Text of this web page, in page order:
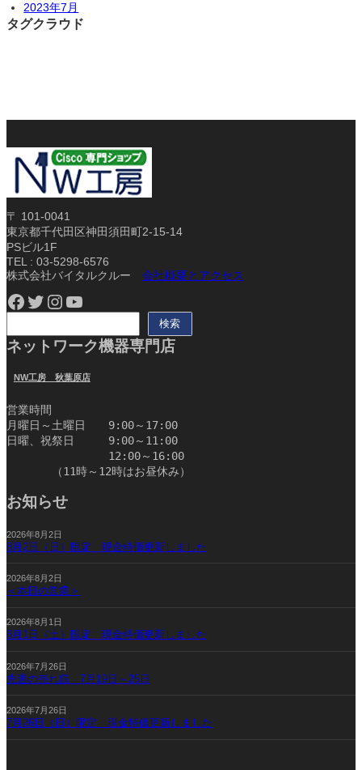
2023年7月
タグクラウド
〒 101-0041
東京都千代田区神田須田町2-15-14
PSビル1F
TEL : 03-5298-6576
株式会社バイタルクルー 会社概要とアクセス
Facebook Twitter Instagram YouTube
索
検索
ネットワーク機器専門店
NW工房 秋葉原店
営業時間
月曜日～土曜日　　9:00～17:00
日曜、祝祭日　　　9:00～11:00
12:00～16:00
（11時～12時はお昼休み）
お知らせ
2026年8月2日
8月2日（日）限定 現金特価更新しました
2026年8月2日
＜本日の営業＞
2026年8月1日
8月1日（土）限定 現金特価更新しました
2026年7月26日
先週の売れ筋 7月19日～25日
2026年7月26日
7月26日（日）限定 現金特価更新しました